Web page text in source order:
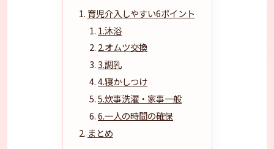
育児介入しやすい6ポイント
1.沐浴
2.オムツ交換
3.調乳
4.寝かしつけ
5.炊事洗濯・家事一般
6.一人の時間の確保
まとめ